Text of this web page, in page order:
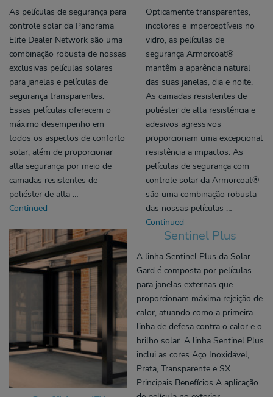
As películas de segurança para
controle solar da Panorama
Elite Dealer Network são uma
combinação robusta de nossas
exclusivas películas solares
para janelas e películas de
segurança transparentes.
Essas películas oferecem o
máximo desempenho em
todos os aspectos de conforto
solar, além de proporcionar
alta segurança por meio de
camadas resistentes de
poliéster de alta …
Continued
Opticamente transparentes,
incolores e imperceptíveis no
vidro, as películas de
segurança Armorcoat®
mantêm a aparência natural
das suas janelas, dia e noite.
As camadas resistentes de
poliéster de alta resistência e
adesivos agressivos
proporcionam uma excepcional
resistência a impactos. As
películas de segurança com
controle solar da Armorcoat®
são uma combinação robusta
das nossas películas …
Continued
Sentinel Plus
A linha Sentinel Plus da Solar
Gard é composta por películas
para janelas externas que
proporcionam máxima rejeição de
calor, atuando como a primeira
linha de defesa contra o calor e o
brilho solar. A linha Sentinel Plus
inclui as cores Aço Inoxidável,
Prata, Transparente e SX.
Principais Benefícios A aplicação